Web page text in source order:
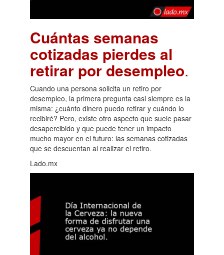
Cuántas semanas
cotizadas pierdes al
retirar por desempleo.
Cuando una persona solicita un retiro por
desempleo, la primera pregunta casi siempre es la
misma: ¿cuánto dinero puedo retirar y cuándo lo
recibiré? Pero, existe otro aspecto que suele pasar
desapercibido y que puede tener un impacto
mucho mayor en el futuro: las semanas cotizadas
que se descuentan al realizar el retiro.
Lado.mx